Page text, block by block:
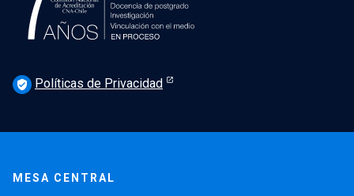
verified_user Políticas de Privacidad
MESA CENTRAL